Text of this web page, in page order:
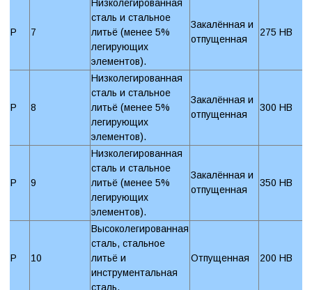
P 7
Низколегированная
сталь и стальное
литьё (менее 5%
легирующих
элементов).
Закалённая и
отпущенная
275 HB
P 8
Низколегированная
сталь и стальное
литьё (менее 5%
легирующих
элементов).
Закалённая и
отпущенная
300 HB
P 9
Низколегированная
сталь и стальное
литьё (менее 5%
легирующих
элементов).
Закалённая и
отпущенная
350 HB
P 10
Высоколегированная
сталь, стальное
литьё и
инструментальная
сталь.
Отпущенная 200 HB